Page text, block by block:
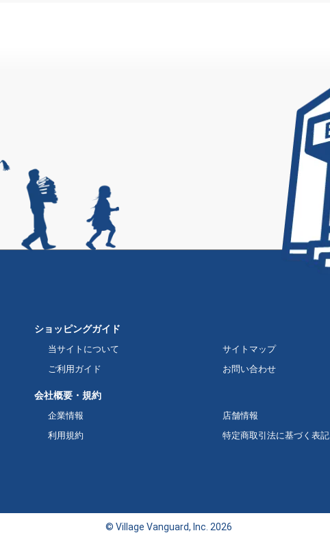
ショッピングガイド
当サイトについて サイトマップ
ご利用ガイド
お問い合わせ
会社概要・規約
企業情報 店舗情報
利用規約
特定商取引法に基づく表記
© Village Vanguard, Inc. 2026